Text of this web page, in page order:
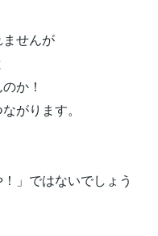
せんが
か！
がります。
」ではないでしょう